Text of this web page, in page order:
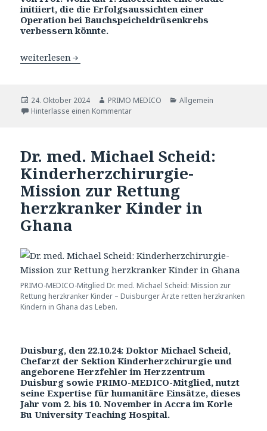
initiiert, die die Erfolgsaussichten einer
Operation bei Bauchspeicheldrüsenkrebs
verbessern könnte.
Univ.- Prof. Wolfram T. Knoefel – Pankreaskopf-
weiterlesen
Veröffentlicht
am
24. Oktober 2024 Autor
PRIMO MEDICO Katgeorien
Allgemein
Hinterlasse einen Kommentar
Dr. med. Michael Scheid:
Kinderherzchirurgie-
Mission zur Rettung
herzkranker Kinder in
Ghana
PRIMO-MEDICO-Mitglied Dr. med. Michael Scheid: Mission zur
Rettung herzkranker Kinder – Duisburger Ärzte retten herzkranken
Kindern in Ghana das Leben.
Duisburg, den 22.10.24: Doktor Michael Scheid,
Chefarzt der Sektion Kinderherzchirurgie und
angeborene Herzfehler im Herzzentrum
Duisburg sowie PRIMO-MEDICO-Mitglied, nutzt
seine Expertise für humanitäre Einsätze, dieses
Jahr vom 2. bis 10. November in Accra im Korle
Bu University Teaching Hospital.